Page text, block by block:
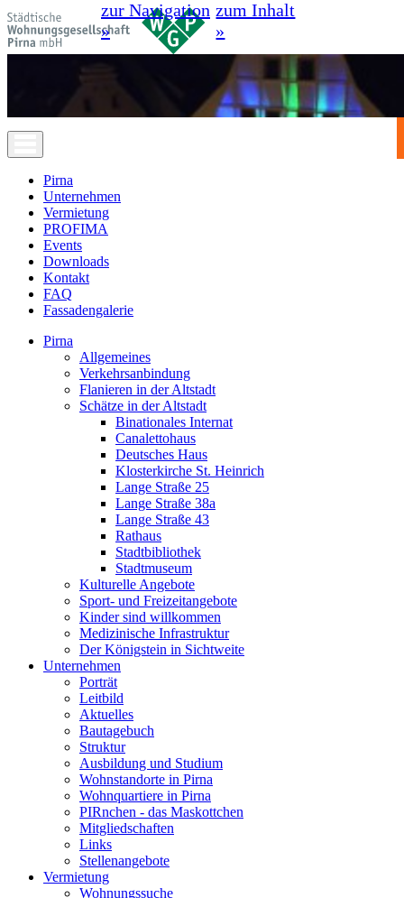
zur Navigation
»
zum Inhalt
»
Pirna
Unternehmen
Vermietung
PROFIMA
Events
Downloads
Kontakt
FAQ
Fassadengalerie
Pirna
Allgemeines
Verkehrsanbindung
Flanieren in der Altstadt
Schätze in der Altstadt
Binationales Internat
Canalettohaus
Deutsches Haus
Klosterkirche St. Heinrich
Lange Straße 25
Lange Straße 38a
Lange Straße 43
Rathaus
Stadtbibliothek
Stadtmuseum
Kulturelle Angebote
Sport- und Freizeitangebote
Kinder sind willkommen
Medizinische Infrastruktur
Der Königstein in Sichtweite
Unternehmen
Porträt
Leitbild
Aktuelles
Bautagebuch
Struktur
Ausbildung und Studium
Wohnstandorte in Pirna
Wohnquartiere in Pirna
PIRnchen - das Maskottchen
Mitgliedschaften
Links
Stellenangebote
Vermietung
Wohnungssuche